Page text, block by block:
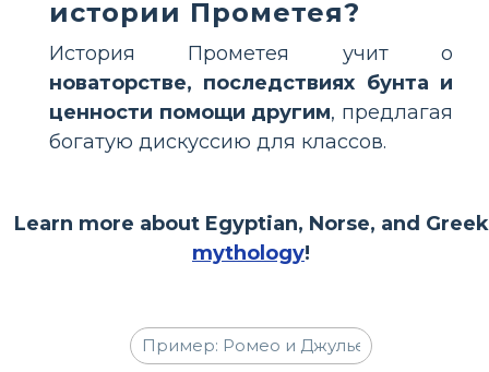
истории Прометея?
История Прометея учит о
новаторстве, последствиях бунта и
ценности помощи другим, предлагая
богатую дискуссию для классов.
Learn more about Egyptian, Norse, and Greek
mythology!